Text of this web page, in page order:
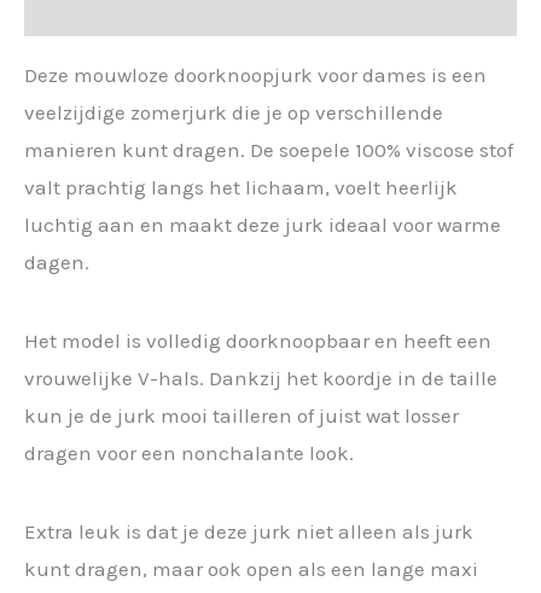
Deze mouwloze doorknoopjurk voor dames is een
veelzijdige zomerjurk die je op verschillende
manieren kunt dragen. De soepele 100% viscose stof
valt prachtig langs het lichaam, voelt heerlijk
luchtig aan en maakt deze jurk ideaal voor warme
dagen.
Het model is volledig doorknoopbaar en heeft een
vrouwelijke V-hals. Dankzij het koordje in de taille
kun je de jurk mooi tailleren of juist wat losser
dragen voor een nonchalante look.
Extra leuk is dat je deze jurk niet alleen als jurk
kunt dragen, maar ook open als een lange maxi